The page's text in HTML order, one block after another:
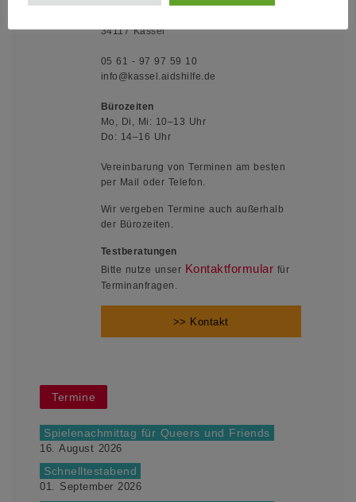
34117 Kassel
05 61 - 97 97 59 10
info@kassel.aidshilfe.de
Bürozeiten
Mo, Di, Mi: 10–13 Uhr
Do: 14–16 Uhr
Vereinbarung von Terminen am besten
per Mail oder Telefon.
Wir vergeben Termine auch außerhalb
der Bürozeiten.
Testberatungen
Bitte nutze unser Kontaktformular für
Terminanfragen.
>> Kontakt
Termine
Spielenachmittag für Queers und Friends
16. August 2026
Schnelltestabend
01. September 2026